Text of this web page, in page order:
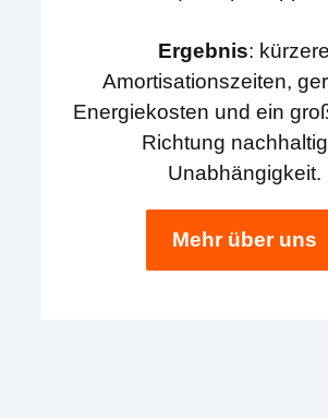
Ergebnis: kürzere
Amortisationszeiten,
Energiekosten und ein
Richtung
Unabhängigkeit.
Mehr über uns